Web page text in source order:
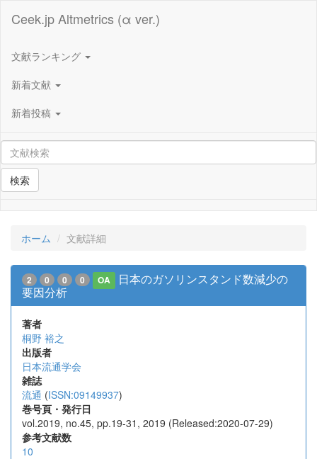
Ceek.jp Altmetrics (α ver.)
文献ランキング
新着文献
新着投稿
検索
ホーム 文献詳細
2 0 0 0 OA
日本のガソリンスタンド数減少の
要因分析
著者
桐野 裕之
出版者
日本流通学会
雑誌
流通 (ISSN:09149937)
巻号頁・発行日
vol.2019, no.45, pp.19-31, 2019 (Released:2020-07-29)
参考文献数
10